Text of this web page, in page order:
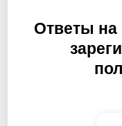
Ответы